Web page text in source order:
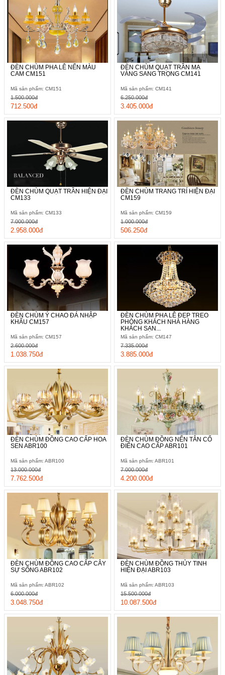
trang
Nội
Thất
Nhà
Hàng
Thất
Hàng
ĐÈN CHÙM PHA LÊ NẾN MÀU
CAM CM151
Mã sản phẩm: CM151
712.500đ
1.500.000đ
ĐÈN CHÙM QUẠT TRẦN MẠ
VÀNG SANG TRỌNG CM141
Mã sản phẩm: CM141
3.405.000đ
6.250.000đ
ĐÈN CHÙM QUẠT TRẦN HIỆN ĐẠI
CM133
Mã sản phẩm: CM133
2.958.000đ
7.000.000đ
ĐÈN CHÙM TRANG TRÍ HIỆN ĐẠI
CM159
Mã sản phẩm: CM159
506.250đ
1.000.000đ
ĐÈN CHÙM Ý CHAO ĐÁ NHẬP
KHẨU CM157
Mã sản phẩm: CM157
1.038.750đ
2.600.000đ
ĐÈN CHÙM PHA LÊ ĐẸP TREO
PHÒNG KHÁCH NHÀ HÀNG
KHÁCH SẠN...
Mã sản phẩm: CM147
3.885.000đ
7.335.000đ
ĐÈN CHÙM ĐỒNG CAO CẤP HOA
SEN ABR100
Mã sản phẩm: ABR100
7.762.500đ
13.000.000đ
ĐÈN CHÙM ĐỒNG NẾN TÂN CỔ
ĐIỂN CAO CẤP ABR101
Mã sản phẩm: ABR101
4.200.000đ
7.000.000đ
ĐÈN CHÙM ĐỒNG CAO CẤP CÂY
SỰ SỐNG ABR102
Mã sản phẩm: ABR102
3.048.750đ
6.000.000đ
ĐÈN CHÙM ĐỒNG THỦY TINH
HIỆN ĐẠI ABR103
Mã sản phẩm: ABR103
10.087.500đ
15.500.000đ